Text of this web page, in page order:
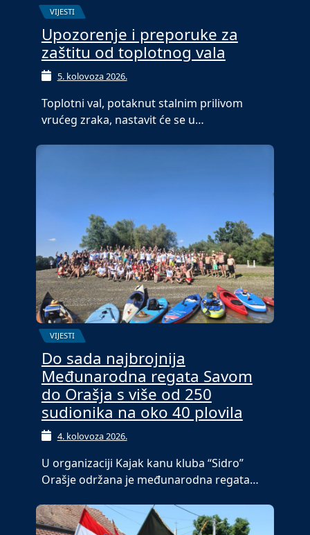
VIJESTI
Upozorenje i preporuke za
zaštitu od toplotnog vala
5. kolovoza 2026.
Toplotni val, potaknut stalnim prilivom
vrućeg zraka, nastavit će se u…
VIJESTI
Do sada najbrojnija
Međunarodna regata Savom
do Orašja s više od 250
sudionika na oko 40 plovila
4. kolovoza 2026.
U organizaciji Kajak kanu kluba “Sidro”
Orašje održana je međunarodna regata…